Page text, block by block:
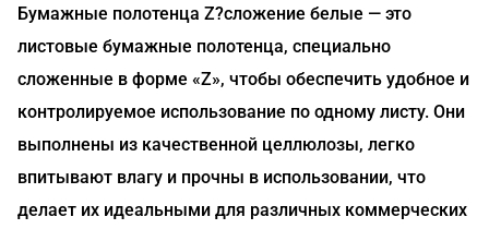
Бумажные полотенца Z?сложение белые — это
листовые бумажные полотенца, специально
сложенные в форме «Z», чтобы обеспечить удобное и
контролируемое использование по одному листу. Они
выполнены из качественной целлюлозы, легко
впитывают влагу и прочны в использовании, что
делает их идеальными для различных коммерческих